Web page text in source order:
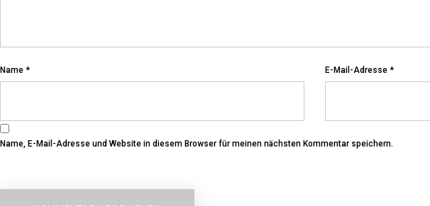
Name * E-Mail-Adresse *
Name, E-Mail-Adresse und Website in diesem Browser für meinen nächsten Kommentar speichern.